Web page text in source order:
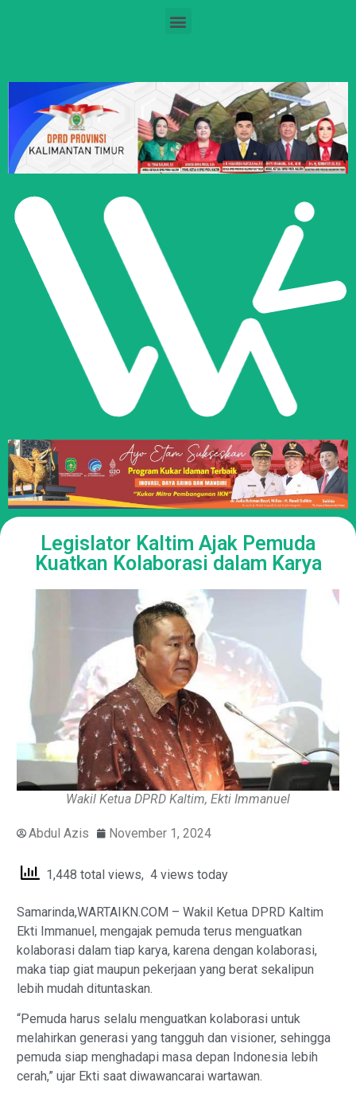
Legislator Kaltim Ajak Pemuda
Kuatkan Kolaborasi dalam Karya
Wakil Ketua DPRD Kaltim, Ekti Immanuel
Abdul Azis November 1, 2024
1,448 total views, 4 views today
Samarinda,WARTAIKN.COM – Wakil Ketua DPRD Kaltim
Ekti Immanuel, mengajak pemuda terus menguatkan
kolaborasi dalam tiap karya, karena dengan kolaborasi,
maka tiap giat maupun pekerjaan yang berat sekalipun
lebih mudah dituntaskan.
“Pemuda harus selalu menguatkan kolaborasi untuk
melahirkan generasi yang tangguh dan visioner, sehingga
pemuda siap menghadapi masa depan Indonesia lebih
cerah,” ujar Ekti saat diwawancarai wartawan.